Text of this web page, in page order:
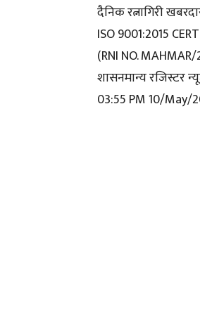
दैनिक रत्नागिरी
ISO 9001:2015
(RNI NO.
शासनमान्य रजिस्टर
03:55 PM 10/May/